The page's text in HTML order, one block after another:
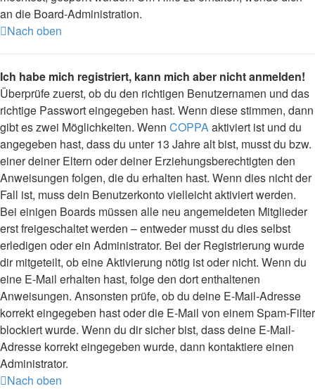
an die Board-Administration.
Nach oben
Ich habe mich registriert, kann mich aber nicht anmelden!
Überprüfe zuerst, ob du den richtigen Benutzernamen und das
richtige Passwort eingegeben hast. Wenn diese stimmen, dann
gibt es zwei Möglichkeiten. Wenn COPPAaktiviert ist und du
angegeben hast, dass du unter 13 Jahre alt bist, musst du bzw.
einer deiner Eltern oder deiner Erziehungsberechtigten den
Anweisungen folgen, die du erhalten hast. Wenn dies nicht der
Fall ist, muss dein Benutzerkonto vielleicht aktiviert werden.
Bei einigen Boards müssen alle neu angemeldeten Mitglieder
erst freigeschaltet werden – entweder musst du dies selbst
erledigen oder ein Administrator. Bei der Registrierung wurde
dir mitgeteilt, ob eine Aktivierung nötig ist oder nicht. Wenn du
eine E-Mail erhalten hast, folge den dort enthaltenen
Anweisungen. Ansonsten prüfe, ob du deine E-Mail-Adresse
korrekt eingegeben hast oder die E-Mail von einem Spam-Filter
blockiert wurde. Wenn du dir sicher bist, dass deine E-Mail-
Adresse korrekt eingegeben wurde, dann kontaktiere einen
Administrator.
Nach oben